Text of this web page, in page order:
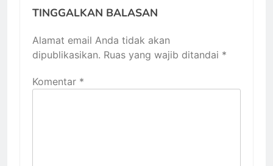
TINGGALKAN BALASAN
Alamat email Anda tidak akan
dipublikasikan. Ruas yang wajib ditandai *
Komentar *